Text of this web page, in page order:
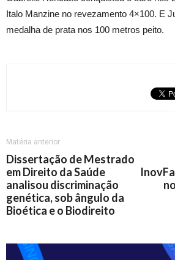
Italo Manzine no revezamento 4×100. E
medalha de prata nos 100 metros peito.
Matéria anterior
Dissertação de Mestrado
em Direito da Saúde
analisou discriminação
genética, sob ângulo da
Bioética e o Biodireito